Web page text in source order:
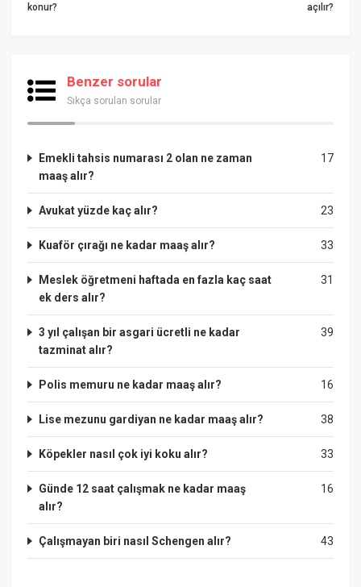
konur?
açılır?
Benzer sorular
Sıkça sorulan sorular
17
Emekli tahsis numarası 2 olan ne zaman
maaş alır?
23
Avukat yüzde kaç alır?
33
Kuaför çırağı ne kadar maaş alır?
31
Meslek öğretmeni haftada en fazla kaç saat
ek ders alır?
39
3 yıl çalışan bir asgari ücretli ne kadar
tazminat alır?
16
Polis memuru ne kadar maaş alır?
38
Lise mezunu gardiyan ne kadar maaş alır?
33
Köpekler nasıl çok iyi koku alır?
16
Günde 12 saat çalışmak ne kadar maaş
alır?
43
Çalışmayan biri nasıl Schengen alır?